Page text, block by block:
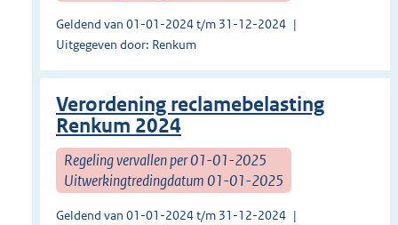
Geldend van 01-01-2024 t/m 31-12-2024
Uitgegeven door: Renkum
Verordening reclamebelasting
Renkum 2024
Regeling vervallen per 01-01-2025
Uitwerkingtredingdatum 01-01-2025
Geldend van 01-01-2024 t/m 31-12-2024